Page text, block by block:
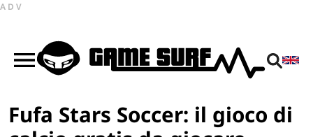
ADV
Fufa Stars Soccer: il gioco di